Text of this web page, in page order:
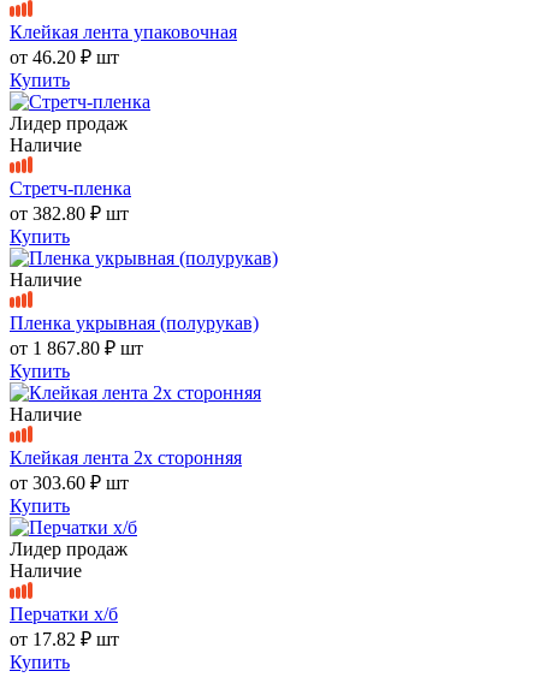
Клейкая лента упаковочная
от 46.20 ₽ шт
Купить
Лидер продаж
Наличие
Стретч-пленка
от 382.80 ₽ шт
Купить
Наличие
Пленка укрывная (полурукав)
от 1 867.80 ₽ шт
Купить
Наличие
Клейкая лента 2х сторонняя
от 303.60 ₽ шт
Купить
Лидер продаж
Наличие
Перчатки х/б
от 17.82 ₽ шт
Купить